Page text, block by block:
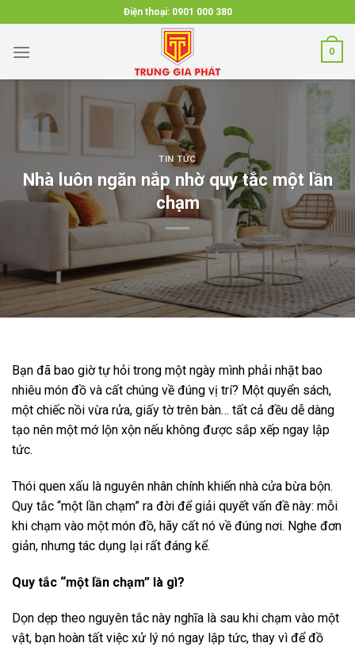
to
content
Điện thoại: 0901 000 380
0
TIN TỨC
Nhà luôn ngăn nắp nhờ quy tắc một lần
chạm
Bạn đã bao giờ tự hỏi trong một ngày mình phải nhặt bao
nhiêu món đồ và cất chúng về đúng vị trí? Một quyển sách,
một chiếc nồi vừa rửa, giấy tờ trên bàn… tất cả đều dễ dàng
tạo nên một mớ lộn xộn nếu không được sắp xếp ngay lập
tức.
Thói quen xấu là nguyên nhân chính khiến nhà cửa bừa bộn.
Quy tắc “một lần chạm” ra đời để giải quyết vấn đề này: mỗi
khi chạm vào một món đồ, hãy cất nó về đúng nơi. Nghe đơn
giản, nhưng tác dụng lại rất đáng kể.
Quy tắc “một lần chạm” là gì?
Dọn dẹp theo nguyên tắc này nghĩa là sau khi chạm vào một
vật, bạn hoàn tất việc xử lý nó ngay lập tức, thay vì để đồ